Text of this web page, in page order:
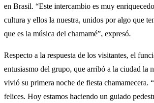
en Brasil. “Este intercambio es muy
cultura y ellos la nuestra, unidos por algo que
que es la música del chamamé”, expresó.
Respecto a la respuesta de los visitantes, el
entusiasmo del grupo, que arribó a la ciudad la
vivió su primera noche de fiesta chamamecera.
felices. Hoy estamos haciendo un guiado